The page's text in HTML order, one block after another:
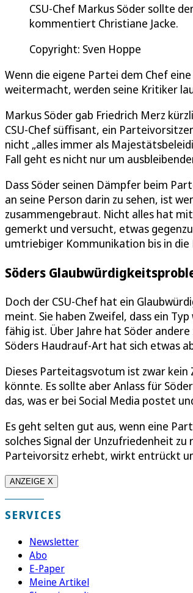
CSU-Chef Markus Söder sollte
kommentiert Christiane Jacke.
Copyright: Sven Hoppe
Wenn die eigene Partei dem Chef
weitermacht, werden seine Kritiker
Markus Söder gab Friedrich Merz
CSU-Chef süffisant, ein
nicht „alles immer als
Fall geht es nicht nur um
Dass Söder seinen Dämpfer beim
an seine Person darin zu sehen, ist
zusammengebraut. Nicht alles hat
gemerkt und versucht, etwas
umtriebiger Kommunikation bis in
Söders
Doch der CSU-Chef hat ein
meint. Sie haben Zweifel, dass ein
fähig ist. Über Jahre hat Söder
Söders Haudrauf-Art hat sich etwas
Dieses Parteitagsvotum ist zwar kein
könnte. Es sollte aber Anlass für
das, was er bei Social Media postet
Es geht selten gut aus, wenn eine
solches Signal der Unzufriedenheit
Parteivorsitz erhebt, wirkt entrückt
ANZEIGE X
SERVICES
Newsletter
Abo
E-Paper
Meine Artikel